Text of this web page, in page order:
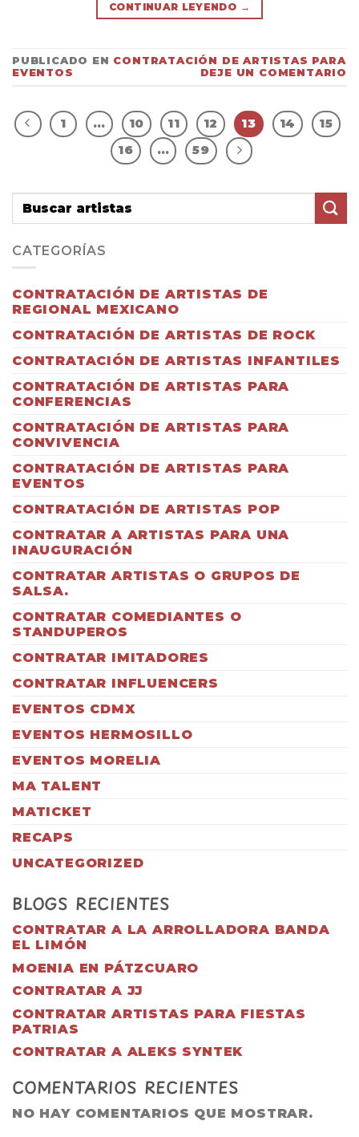
CONTINUAR LEYENDO →
PUBLICADO EN CONTRATACIÓN DE ARTISTAS PARA
EVENTOS
DEJE UN COMENTARIO
1 … 10 11 12 13 14
15
16
… 59
CATEGORÍAS
CONTRATACIÓN DE ARTISTAS DE
REGIONAL MEXICANO
CONTRATACIÓN DE ARTISTAS DE ROCK
CONTRATACIÓN DE ARTISTAS INFANTILES
CONTRATACIÓN DE ARTISTAS PARA
CONFERENCIAS
CONTRATACIÓN DE ARTISTAS PARA
CONVIVENCIA
CONTRATACIÓN DE ARTISTAS PARA
EVENTOS
CONTRATACIÓN DE ARTISTAS POP
CONTRATAR A ARTISTAS PARA UNA
INAUGURACIÓN
CONTRATAR ARTISTAS O GRUPOS DE
SALSA.
CONTRATAR COMEDIANTES O
STANDUPEROS
CONTRATAR IMITADORES
CONTRATAR INFLUENCERS
EVENTOS CDMX
EVENTOS HERMOSILLO
EVENTOS MORELIA
MA TALENT
MATICKET
RECAPS
UNCATEGORIZED
BLOGS RECIENTES
CONTRATAR A LA ARROLLADORA BANDA
EL LIMÓN
MOENIA EN PÁTZCUARO
CONTRATAR A JJ
CONTRATAR ARTISTAS PARA FIESTAS
PATRIAS
CONTRATAR A ALEKS SYNTEK
COMENTARIOS RECIENTES
NO HAY COMENTARIOS QUE MOSTRAR.